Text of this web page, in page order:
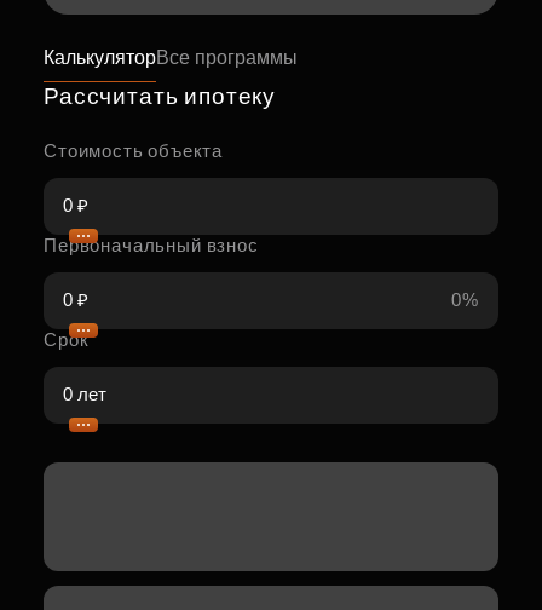
КалькуляторВсе программы
Рассчитать ипотеку
Стоимость объекта
Первоначальный взнос
0%
Срок